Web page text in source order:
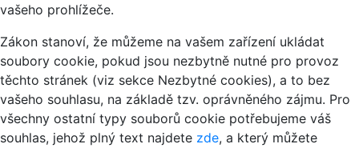
vašeho prohlížeče.
Zákon stanoví, že můžeme na vašem zařízení ukládat
soubory cookie, pokud jsou nezbytně nutné pro provoz
těchto stránek (viz sekce Nezbytné cookies), a to bez
vašeho souhlasu, na základě tzv. oprávněného zájmu. Pro
všechny ostatní typy souborů cookie potřebujeme váš
souhlas, jehož plný text najdete zde, a který můžete